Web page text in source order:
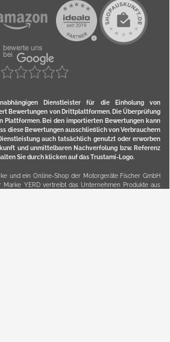
Dienstleister für die Einholung von
Bewertungen von Drittplattformen. Die Überprüfung
Plattformen. Bei den importierten Bewertungen kann
diese Bewertungen ausschließlich von Verbrauchern
auch tatsächlich genutzt oder erworben
und unmittelbaren Nachverfolung bzw. Referenz
Sie durch klicken auf das Trustami-Logo.
und ein Online-Shop der Motorgeräte Fischer GmbH
YERD vertreibt das Unternehmen Produkte aus